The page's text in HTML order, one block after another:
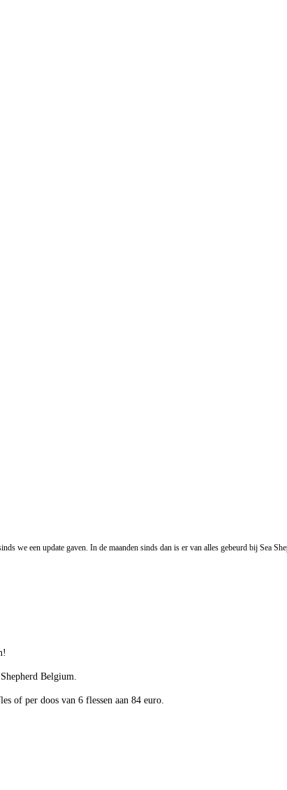
we een update gaven. In de maanden sinds dan is er van alles gebeurd bij Sea
Belgium.
of per doos van 6 flessen aan 84 euro.